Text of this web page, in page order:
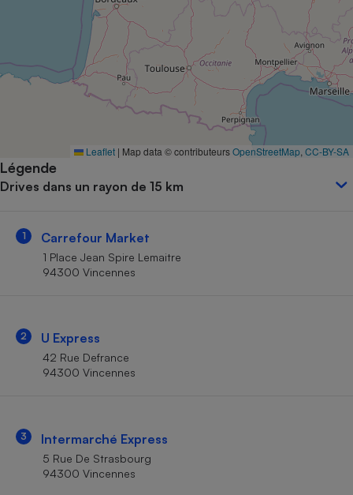
Leaflet | Map data © contributeursOpenStreetMap CC-BY-SA
Légende
Drives dans un rayon de 15 km
1 Carrefour Market
1 Place Jean Spire Lemaitre
94300 Vincennes
2 U Express
42 Rue Defrance
94300 Vincennes
3 Intermarché Express
5 Rue De Strasbourg
94300 Vincennes
Complément
alimentaire
Assurance emprunteur
Banque
Petit électroménager -
Matelas
Mutuelle